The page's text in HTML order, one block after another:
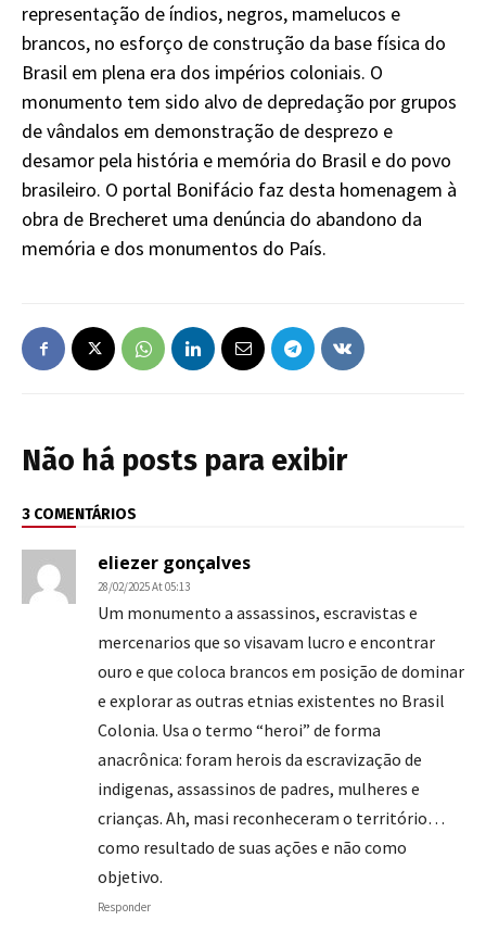
representação de índios, negros, mamelucos e
brancos, no esforço de construção da base física do
Brasil em plena era dos impérios coloniais. O
monumento tem sido alvo de depredação por grupos
de vândalos em demonstração de desprezo e
desamor pela história e memória do Brasil e do povo
brasileiro. O portal Bonifácio faz desta homenagem à
obra de Brecheret uma denúncia do abandono da
memória e dos monumentos do País.
Não há posts para exibir
3 COMENTÁRIOS
eliezer gonçalves
28/02/2025 At 05:13
Um monumento a assassinos, escravistas e
mercenarios que so visavam lucro e encontrar
ouro e que coloca brancos em posição de dominar
e explorar as outras etnias existentes no Brasil
Colonia. Usa o termo “heroi” de forma
anacrônica: foram herois da escravização de
indigenas, assassinos de padres, mulheres e
crianças. Ah, masi reconheceram o território…
como resultado de suas ações e não como
objetivo.
Responder